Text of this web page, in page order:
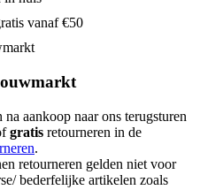
vanaf €50
aankoop naar ons terugsturen
gratis retourneren in de
.
retourneren gelden niet voor
bederfelijke artikelen zoals